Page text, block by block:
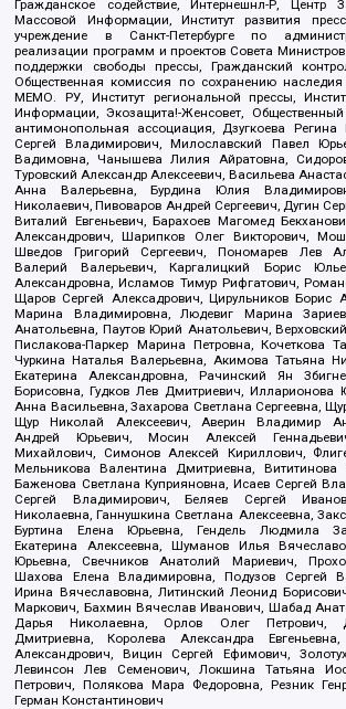
Гражданское содействие, Интернешнл-Р, Центр
Массовой Информации, Институт развития
учреждение в Санкт-Петербурге по
реализации программ и проектов Совета
поддержки свободы прессы, Гражданский
Общественная комиссия по сохранению
МЕМО. РУ, Институт региональной прессы,
Информации, Экозащита!-Женсовет, Общественный
антимонопольная ассоциация, Дзугкоева Регина
Сергей Владимирович, Милославский Павел
Вадимовна, Чанышева Лилия Айратовна,
Туровский Александр Алексеевич, Васильева
Анна Валерьевна, Бурдина Юлия
Николаевич, Пивоваров Андрей Сергеевич, Дугин
Виталий Евгеньевич, Барахоев Магомед
Александрович, Шарипков Олег Викторович,
Шведов Григорий Сергеевич, Пономарев Лев
Валерий Валерьевич, Каргалицкий Борис
Александровна, Исламов Тимур Рифгатович,
Щаров Сергей Алексадрович, Цирульников Борис
Марина Владимировна, Людевиг Марина
Анатольевна, Паутов Юрий Анатольевич,
Пислакова-Паркер Марина Петровна, Кочеткова
Чуркина Наталья Валерьевна, Акимова Татьяна
Екатерина Александровна, Рачинский Ян
Борисовна, Гудков Лев Дмитриевич, Илларионова
Анна Васильевна, Захарова Светлана Сергеевна,
Щур Николай Алексеевич, Аверин Владимир
Андрей Юрьевич, Мосин Алексей
Михайлович, Симонов Алексей Кириллович,
Мельникова Валентина Дмитриевна, Вититинова
Баженова Светлана Куприяновна, Исаев Сергей
Сергей Владимирович, Беляев Сергей
Николаевна, Ганнушкина Светлана Алексеевна,
Буртина Елена Юрьевна, Гендель Людмила
Екатерина Алексеевна, Шуманов Илья
Юрьевна, Свечников Анатолий Мариевич,
Шахова Елена Владимировна, Подузов Сергей
Ирина Вячеславовна, Литинский Леонид
Маркович, Бахмин Вячеслав Иванович, Шабад
Дарья Николаевна, Орлов Олег Петрович,
Дмитриевна, Королева Александра
Александрович, Вицин Сергей Ефимович,
Левинсон Лев Семенович, Локшина Татьяна
Петрович, Полякова Мара Федоровна, Резник
Герман Константинович